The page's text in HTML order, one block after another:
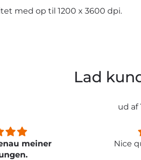
med op til 1200 x 3600 dpi.
Lad
ud af
meiner
Nice